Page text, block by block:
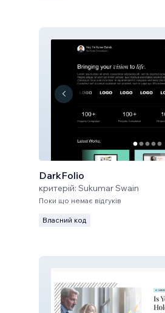
DarkFolio
критерій: Sukumar Swain
Поки що немає відгуків
Власний код